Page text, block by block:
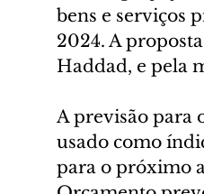
bens e serviços
2024. A
Haddad, e pela
A previsão para
usado como
para o próximo